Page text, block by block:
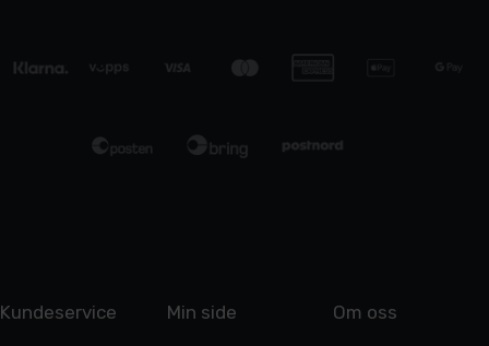
Kundeservice Min side Om oss